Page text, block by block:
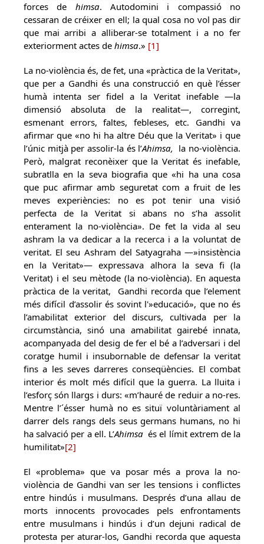
forces de himsa. Autodomini i compassió no
cessaran de créixer en ell; la qual cosa no vol pas dir
que mai arribi a alliberar-se totalment i a no fer
exteriorment actes de himsa.» [1]
La no-violència és, de fet, una «pràctica de la Veritat»,
que per a Gandhi és una construcció en què l’ésser
humà intenta ser fidel a la Veritat inefable —la
dimensió absoluta de la realitat—, corregint,
esmenant errors, faltes, febleses, etc. Gandhi va
afirmar que «no hi ha altre Déu que la Veritat» i que
l’únic mitjà per assolir-la és l’Ahimsa, la no-violència.
Però, malgrat reconèixer que la Veritat és inefable,
subratlla en la seva biografia que «hi ha una cosa
que puc afirmar amb seguretat com a fruit de les
meves experiències: no es pot tenir una visió
perfecta de la Veritat si abans no s’ha assolit
enterament la no-violència». De fet la vida al seu
ashram la va dedicar a la recerca i a la voluntat de
veritat. El seu Ashram del Satyagraha —»insistència
en la Veritat»— expressava alhora la seva fi (la
Veritat) i el seu mètode (la no-violència). En aquesta
pràctica de la veritat, Gandhi recorda que l’element
més difícil d’assolir és sovint l'»educació», que no és
l’amabilitat exterior del discurs, cultivada per la
circumstància, sinó una amabilitat gairebé innata,
acompanyada del desig de fer el bé a l’adversari i del
coratge humil i insubornable de defensar la veritat
fins a les seves darreres conseqüències. El combat
interior és molt més difícil que la guerra. La lluita i
l’esforç són llargs i durs: «m’hauré de reduir a no-res.
Mentre l’´ésser humà no es situï voluntàriament al
darrer dels rangs dels seus germans humans, no hi
ha salvació per a ell. L’Ahimsaés el límit extrem de la
humilitat»[2]
El «problema» que va posar més a prova la no-
violència de Gandhi van ser les tensions i conflictes
entre hindús i musulmans. Després d’una allau de
morts innocents provocades pels enfrontaments
entre musulmans i hindús i d’un dejuni radical de
protesta per aturar-los, Gandhi recorda que aquesta